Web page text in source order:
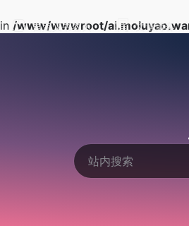
/www/wwwroot/
自定义书签页 文章博客